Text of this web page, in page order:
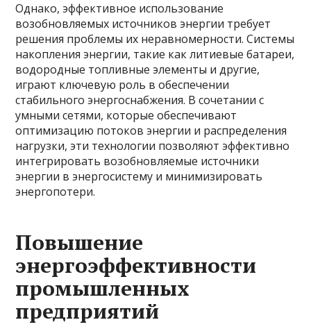
Однако, эффективное использование
возобновляемых источников энергии требует
решения проблемы их неравномерности. Системы
накопления энергии, такие как литиевые батареи,
водородные топливные элементы и другие,
играют ключевую роль в обеспечении
стабильного энергоснабжения. В сочетании с
умными сетями, которые обеспечивают
оптимизацию потоков энергии и распределения
нагрузки, эти технологии позволяют эффективно
интегрировать возобновляемые источники
энергии в энергосистему и минимизировать
энергопотери.
Повышение
энергоэффективности
промышленных
предприятий